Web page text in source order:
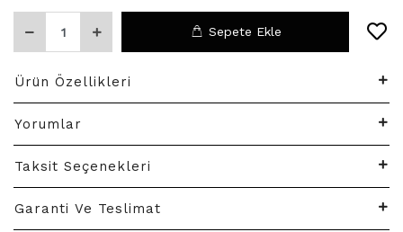
Sepete Ekle
Ürün Özellikleri
Yorumlar
Taksit Seçenekleri
Garanti Ve Teslimat